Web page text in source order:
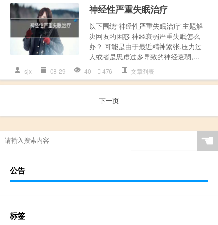
神经性严重失眠治疗
以下围绕“神经性严重失眠治疗”主题解
决网友的困惑 神经衰弱严重失眠怎么
办？ 可能是由于最近精神紧张,压力过
大或者是思虑过多导致的神经衰弱,...
sjx 08-29 40 476 文章列表
下一页
☚
公告
标签